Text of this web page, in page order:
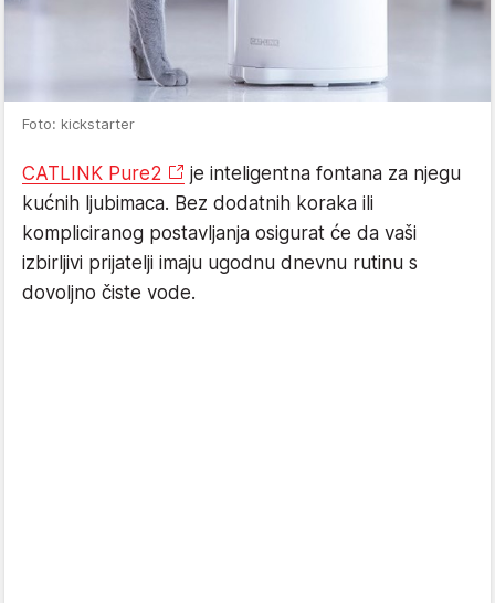
Foto: kickstarter
CATLINK Pure2
je inteligentna fontana za njegu
kućnih ljubimaca. Bez dodatnih koraka ili
kompliciranog postavljanja osigurat će da vaši
izbirljivi prijatelji imaju ugodnu dnevnu rutinu s
dovoljno čiste vode.